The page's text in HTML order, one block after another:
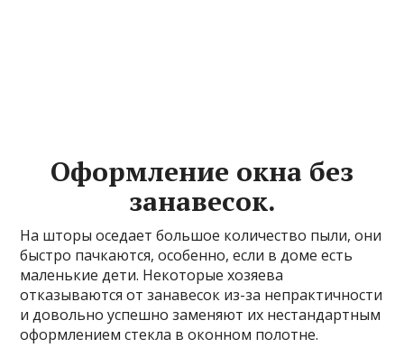
Оформление окна без
занавесок.
На шторы оседает большое количество пыли, они
быстро пачкаются, особенно, если в доме есть
маленькие дети. Некоторые хозяева
отказываются от занавесок из-за непрактичности
и довольно успешно заменяют их нестандартным
оформлением стекла в оконном полотне.